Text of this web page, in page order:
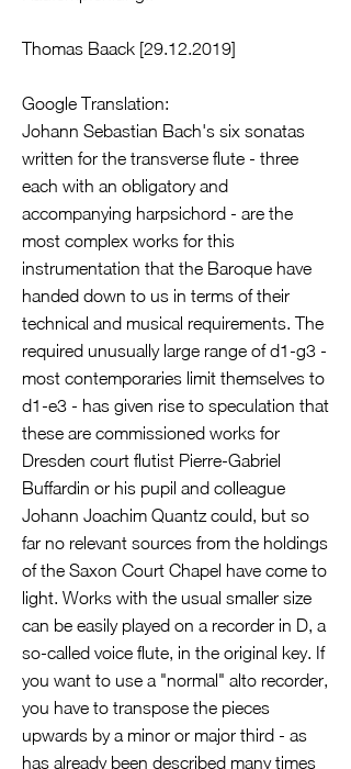
Thomas Baack [29.12.2019]
Google Translation:
Johann Sebastian Bach's six sonatas
written for the transverse flute - three
each with an obligatory and
accompanying harpsichord - are the
most complex works for this
instrumentation that the Baroque have
handed down to us in terms of their
technical and musical requirements. The
required unusually large range of d1-g3 -
most contemporaries limit themselves to
d1-e3 - has given rise to speculation that
these are commissioned works for
Dresden court flutist Pierre-Gabriel
Buffardin or his pupil and colleague
Johann Joachim Quantz could, but so
far no relevant sources from the holdings
of the Saxon Court Chapel have come to
light. Works with the usual smaller size
can be easily played on a recorder in D, a
so-called voice flute, in the original key. If
you want to use a "normal" alto recorder,
you have to transpose the pieces
upwards by a minor or major third - as
has already been described many times